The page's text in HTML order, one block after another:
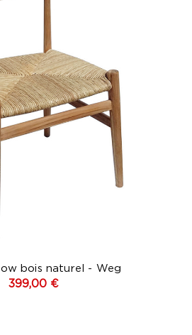
bois naturel - Weg
399,00 €